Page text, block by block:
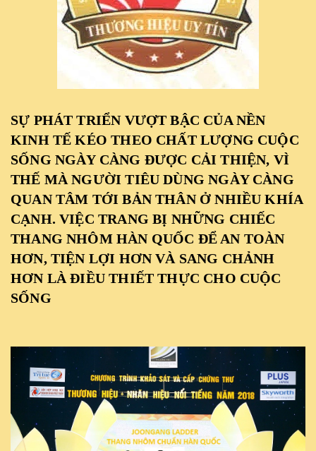
SỰ PHÁT TRIỂN VƯỢT BẬC CỦA NỀN
KINH TẾ KÉO THEO CHẤT LƯỢNG CUỘC
SỐNG NGÀY CÀNG ĐƯỢC CẢI THIỆN, VÌ
THẾ MÀ NGƯỜI TIÊU DÙNG NGÀY CÀNG
QUAN TÂM TỚI BẢN THÂN Ở NHIỀU KHÍA
CẠNH. VIỆC TRANG BỊ NHỮNG CHIẾC
THANG NHÔM HÀN QUỐC ĐỂ AN TOÀN
HƠN, TIỆN LỢI HƠN VÀ SANG CHẢNH
HƠN LÀ ĐIỀU THIẾT THỰC CHO CUỘC
SỐNG